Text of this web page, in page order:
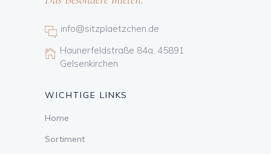
info@sitzplaetzchen.de
Haunerfeldstraße 84a, 45891
Gelsenkirchen
WICHTIGE LINKS
Home
Sortiment